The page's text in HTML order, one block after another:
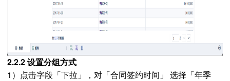
2.2.2 设置分组方式
1）点击字段「下拉」，对「合同签约时间」 选择「年季